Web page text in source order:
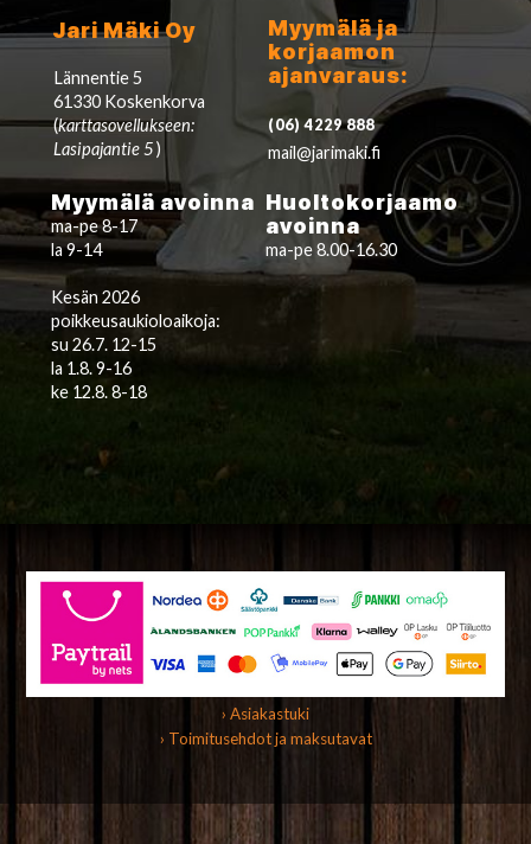
Jari Mäki Oy
Lännentie 5
61330 Koskenkorva
(karttasovellukseen:
Lasipajantie 5)
Myymälä ja
korjaamon
ajanvaraus:
(06) 4229 888
mail@jarimaki.fi
Myymälä avoinna
ma-pe 8-17
la 9-14
Kesän 2026
poikkeusaukioloaikoja:
su 26.7. 12-15
la 1.8. 9-16
ke 12.8. 8-18
Huoltokorjaamo
avoinna
ma-pe 8.00-16.30
› Asiakastuki
› Toimitusehdot ja maksutavat